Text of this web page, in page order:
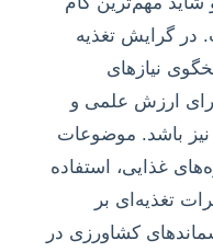
در گرایش تغذیه
نیازهای
ارزش علمی و
باشد. موضوعات
غذایی، استفاده
تغذیه‌ای بر
کشاورزی در